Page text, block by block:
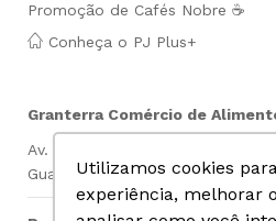
Utilizamos cookies
experiência, melhorar
Promoção de Cafés Nobre ☕
Conheça o PJ Plus+
Granterra Comércio de
Av. Lauro de Gusmão Silveira,
Guarulhos- SP Cep: 07140-010